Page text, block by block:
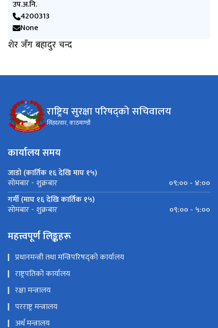
उप.अ.नि.
4200313
None
शेर जँग बहादुर चन्द
राष्ट्रिय सुरक्षा परिषद्को सचिवालय
सिंहदरवार, काठमाण्डौ
कार्यालय समय
जाडो (कार्तिक १६ देखि माघ १५)
सोमबार - शुक्रबार
०९:०० - ४:००
गर्मी (माघ १६ देखि कार्तिक १५)
सोमबार - शुक्रबार ०९:०० - ५:००
महत्त्वपूर्ण लिङ्कहरू
प्रधानमन्त्री तथा मन्त्रिपरिषद्को कार्यालय
राष्ट्रपतिको कार्यालय
रक्षा मन्त्रालय
परराष्ट्र मन्त्रालय
अर्थ मन्त्रालय